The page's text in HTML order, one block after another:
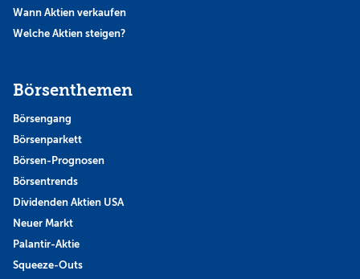
Wann Aktien verkaufen
Welche Aktien steigen?
Börsenthemen
Börsengang
Börsenparkett
Börsen-Prognosen
Börsentrends
Dividenden Aktien USA
Neuer Markt
Palantir-Aktie
Squeeze-Outs